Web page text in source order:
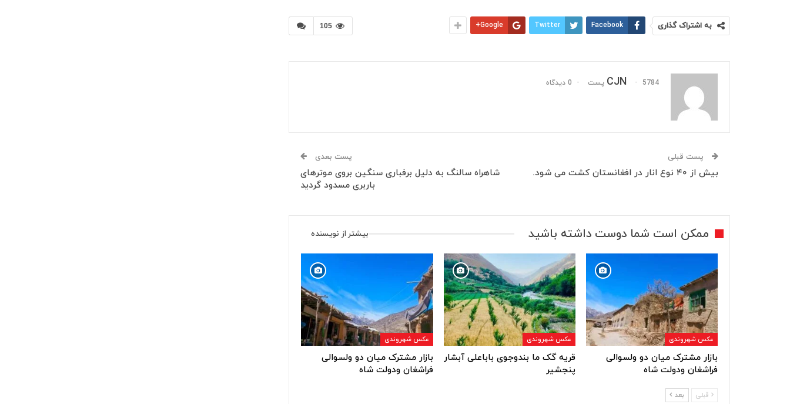
105 به اشتراک گذاری Facebook
Twitter
Google+
CJN 5784 پست 0 دیدگاه
پست قبلی
‏بیش از ۴۰ نوع انار در افغانستان کشت می شود.
پست بعدی
شاهراه سالنگ به دلیل برفباری‌ سنگین بروی موترهای
باربری مسدود گردید
ممکن است شما دوست داشته باشید بیشتر از نویسنده
عکس شهروندی
بازار مشترک میان دو ولسوالی
فراشغان ودولت شاه
عکس شهروندی
قریه گک ما بندوجوی باباعلی آبشار
پنجشیر
عکس شهروندی
بازار مشترک میان دو ولسوالی
فراشغان ودولت شاه
قبلی بعد